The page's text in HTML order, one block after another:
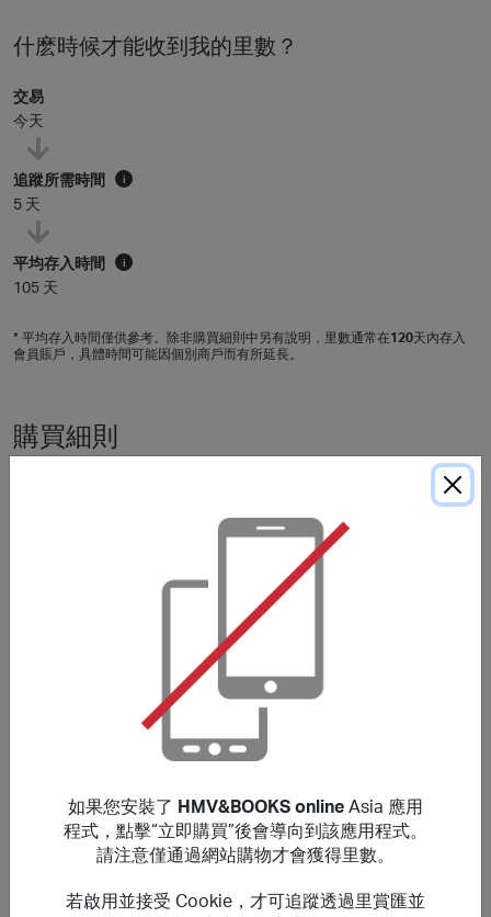
什麽時候才能收到我的里數？
交易
今天
追蹤所需時間 i
5 天
平均存入時間 i
105 天
* 平均存入時間僅供參考。除非購買細則中另有說明，里數通常在120天內存入
會員賬戶，具體時間可能因個別商戶而有所延長。
購買細則
電子書籍などのデジタルコンテンツ、ギフト券、チケット
※発売前の商品を予約した場合、商品が実際に発売され、
配送が完了した後に特典が表示されます。
日本国外からWorldshoppingを利用してのお買い物は特典
No reward will be given on purchase of the items in
・Digital contents such as e-books
・Gift certificates
※If you reserve the item before release, the purchase will
would be completed.
Purchases those made via Worldshopping from outside
Japan is not rewardable.
このサイトで掲載していないバウチャー、クーポンコード
如果您安裝了 HMV&BOOKS onlineAsia 應用
程式，點擊“立即購買”後會導向到該應用程式。
請注意僅通過網站購物才會獲得里數。
若啟用並接受 Cookie，才可追蹤透過里賞匯並